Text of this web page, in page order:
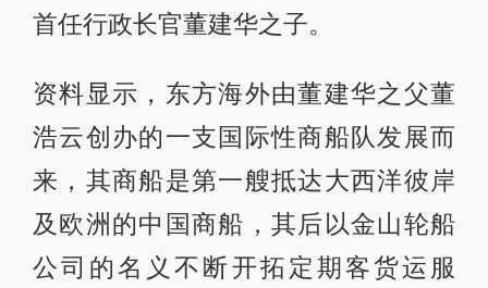
首任行政长官董建华之子。
资料显示，东方海外由董建华之父董
浩云创办的一支国际性商船队发展而
来，其商船是第一艘抵达大西洋彼岸
及欧洲的中国商船，其后以金山轮船
公司的名义不断开拓定期客货运服